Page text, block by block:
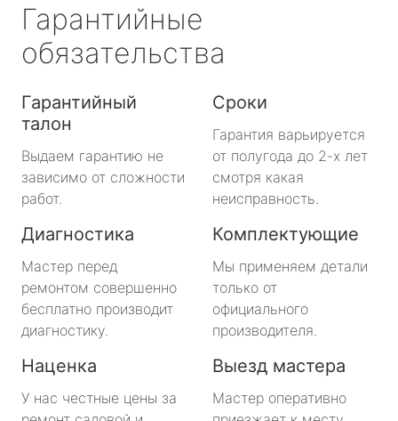
Гарантийные
обязательства
Гарантийный
талон
Выдаем гарантию не
зависимо от сложности
работ.
Сроки
Гарантия варьируется
от полугода до 2-х лет
смотря какая
неисправность.
Диагностика
Мастер перед
ремонтом совершенно
бесплатно производит
диагностику.
Комплектующие
Мы применяем детали
только от
официального
производителя.
Наценка
У нас честные цены за
Выезд мастера
Мастер оперативно